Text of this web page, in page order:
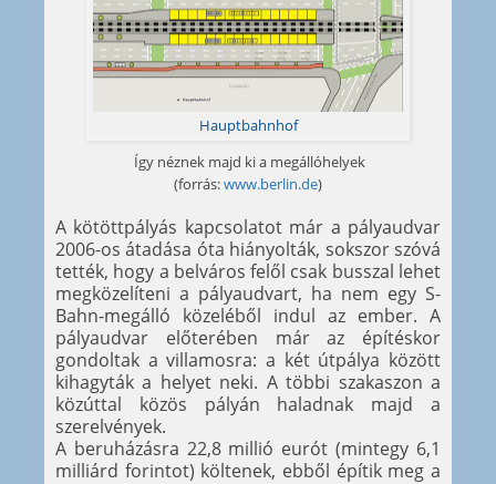
Hauptbahnhof
Így néznek majd ki a megállóhelyek
(forrás:www.berlin.de)
A kötöttpályás kapcsolatot már a pályaudvar
2006-os átadása óta hiányolták, sokszor szóvá
tették, hogy a belváros felől csak busszal lehet
megközelíteni a pályaudvart, ha nem egy S-
Bahn-megálló közeléből indul az ember. A
pályaudvar előterében már az építéskor
gondoltak a villamosra: a két útpálya között
kihagyták a helyet neki. A többi szakaszon a
közúttal közös pályán haladnak majd a
szerelvények.
A beruházásra 22,8 millió eurót (mintegy 6,1
milliárd forintot) költenek, ebből építik meg a